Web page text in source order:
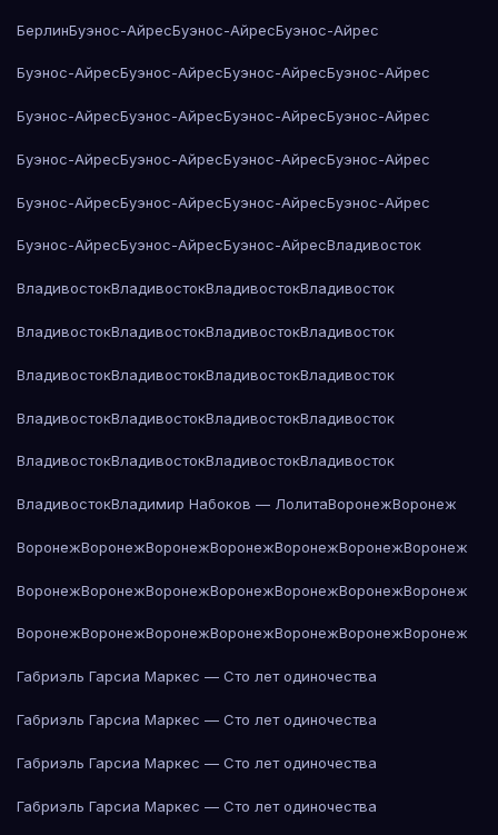
БерлинБуэнос-АйресБуэнос-АйресБуэнос-Айрес
Буэнос-АйресБуэнос-АйресБуэнос-АйресБуэнос-Айрес
Буэнос-АйресБуэнос-АйресБуэнос-АйресБуэнос-Айрес
Буэнос-АйресБуэнос-АйресБуэнос-АйресБуэнос-Айрес
Буэнос-АйресБуэнос-АйресБуэнос-АйресБуэнос-Айрес
Буэнос-АйресБуэнос-АйресБуэнос-АйресВладивосток
ВладивостокВладивостокВладивостокВладивосток
ВладивостокВладивостокВладивостокВладивосток
ВладивостокВладивостокВладивостокВладивосток
ВладивостокВладивостокВладивостокВладивосток
ВладивостокВладивостокВладивостокВладивосток
ВладивостокВладимир Набоков — ЛолитаВоронежВоронеж
ВоронежВоронежВоронежВоронежВоронежВоронежВоронеж
ВоронежВоронежВоронежВоронежВоронежВоронежВоронеж
ВоронежВоронежВоронежВоронежВоронежВоронежВоронеж
Габриэль Гарсиа Маркес — Сто лет одиночества
Габриэль Гарсиа Маркес — Сто лет одиночества
Габриэль Гарсиа Маркес — Сто лет одиночества
Габриэль Гарсиа Маркес — Сто лет одиночества